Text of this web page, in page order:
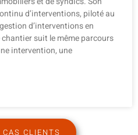
d’interventions, piloté au
d’interventions en
suit le même parcours
intervention, une
CLIENTS